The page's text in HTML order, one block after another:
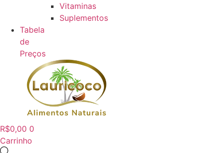
Vitaminas
Suplementos
Tabela
de
Preços
R$0,00 0
Carrinho